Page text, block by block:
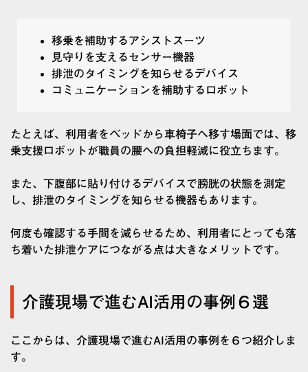
移乗を補助するアシストスーツ
見守りを支えるセンサー機器
排泄のタイミングを知らせるデバイス
コミュニケーションを補助するロボット
たとえば、利用者をベッドから車椅子へ移す場面では、移
乗支援ロボットが職員の腰への負担軽減に役立ちます。
また、下腹部に貼り付けるデバイスで膀胱の状態を測定
し、排泄のタイミングを知らせる機器もあります。
何度も確認する手間を減らせるため、利用者にとっても落
ち着いた排泄ケアにつながる点は大きなメリットです。
介護現場で進むAI活用の事例６選
ここからは、介護現場で進むAI活用の事例を６つ紹介しま
す。